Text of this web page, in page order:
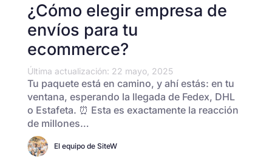
¿Cómo elegir empresa de
envíos para tu
ecommerce?
Última actualización: 22 mayo, 2025
Tu paquete está en camino, y ahí estás: en tu
ventana, esperando la llegada de Fedex, DHL
o Estafeta. ⏰ Esta es exactamente la reacción
de millones…
El equipo de SiteW